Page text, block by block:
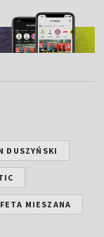
DUSZYŃSKI
MIESZANA